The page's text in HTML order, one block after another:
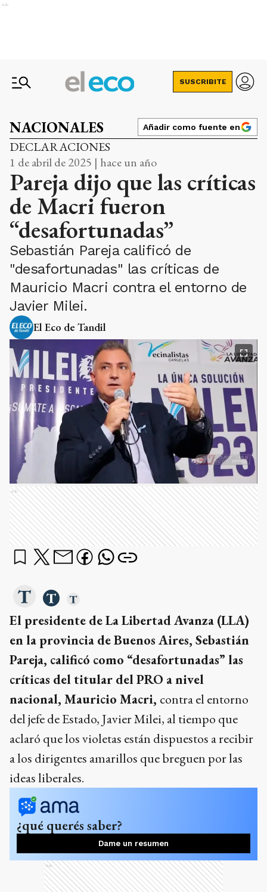
Ads
SUSCRIBITE
NACIONALES Añadir como fuente en
DECLARACIONES
1 de abril de 2025 | hace un año
Pareja dijo que las críticas
de Macri fueron
“desafortunadas”
Sebastián Pareja calificó de
"desafortunadas" las críticas de
Mauricio Macri contra el entorno de
Javier Milei.
El Eco de Tandil
Ads
El presidente de La Libertad Avanza (LLA)
en la provincia de Buenos Aires, Sebastián
Pareja, calificó como “desafortunadas” las
críticas del titular del PRO a nivel
nacional, Mauricio Macri, contra el entorno
del jefe de Estado, Javier Milei, al tiempo que
aclaró que los violetas están dispuestos a recibir
a los dirigentes amarillos que breguen por las
ideas liberales.
¿qué querés saber?
Dame un resumen
Ads